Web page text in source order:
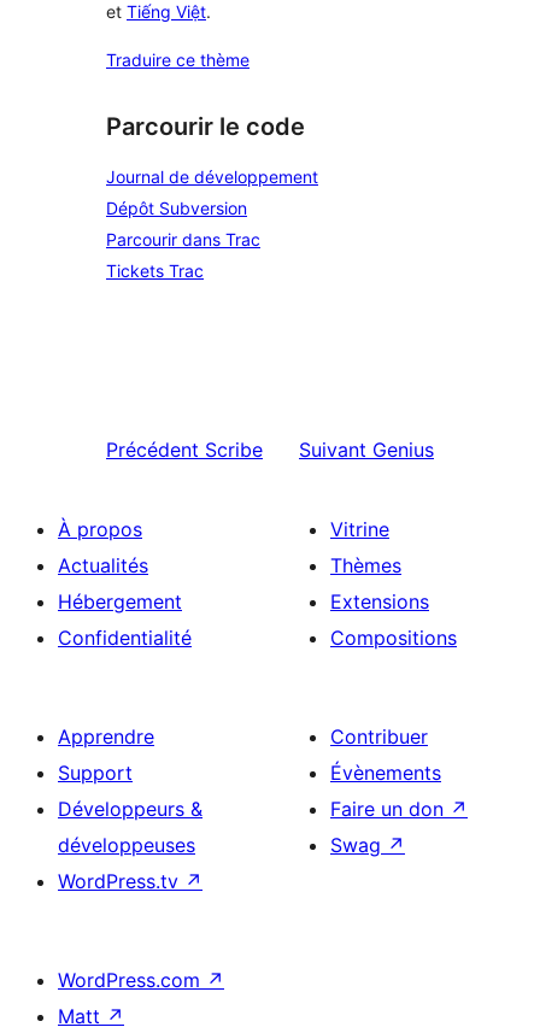
et Tiếng Việt.
Traduire ce thème
Parcourir le code
Journal de développement
Dépôt Subversion
Parcourir dans Trac
Tickets Trac
Précédent Scribe Suivant Genius
À propos
Actualités
Hébergement
Confidentialité
Vitrine
Thèmes
Extensions
Compositions
Apprendre
Support
Développeurs &
développeuses
WordPress.tv ↗
Contribuer
Évènements
Faire un don ↗
Swag ↗
WordPress.com ↗
Matt ↗